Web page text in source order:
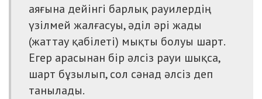
аяғына дейінгі барлық рауилердің
үзілмей жалғасуы, әділ әрі жады
(жаттау қабілеті) мықты болуы шарт.
Егер арасынан бір әлсіз рауи шықса,
шарт бұзылып, сол сәнад әлсіз деп
танылады.